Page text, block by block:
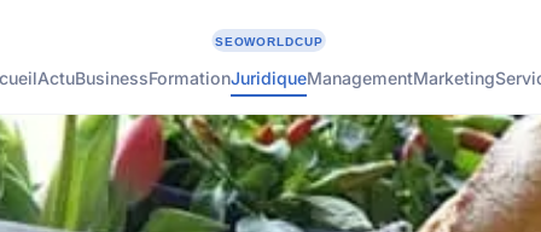
ActuBusinessFormationJuridiqueManagementMarketing